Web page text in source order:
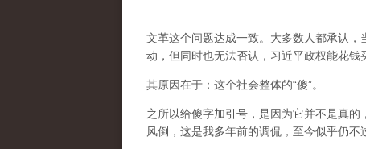
文革这个问题达成一致。大多数人都承认
动，但同时也无法否认，习近平政权能花钱
其原因在于：这个社会整体的“傻”。
之所以给傻字加引号，是因为它并不是真
风倒，这是我多年前的调侃，至今似乎仍不